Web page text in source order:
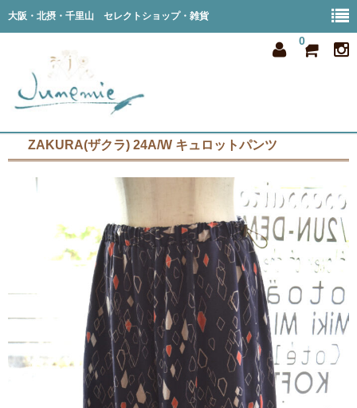
大阪・北摂・千里山 セレクトショップ・雑貨
0
all item
member
shop info
blog
ZAKURA(ザクラ) 24A/W キュロットパンツ